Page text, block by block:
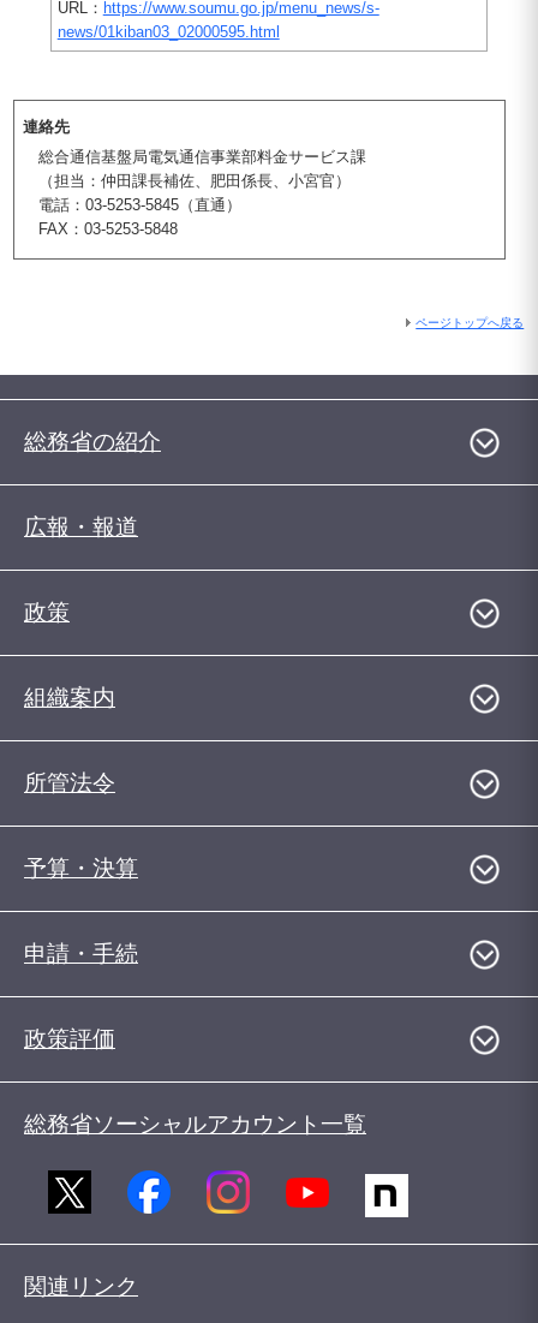
URL： https://www.soumu.go.jp/menu_news/s-
news/01kiban03_02000595.html
連絡先
総合通信基盤局電気通信事業部料金サービス課
（担当：仲田課長補佐、肥田係長、小宮官）
電話：03-5253-5845（直通）
FAX：03-5253-5848
ページトップへ戻る
総務省の紹介
広報・報道
政策
組織案内
所管法令
予算・決算
申請・手続
政策評価
総務省ソーシャルアカウント一覧
関連リンク